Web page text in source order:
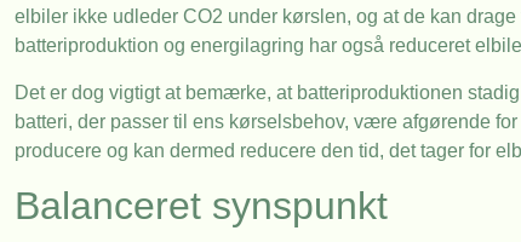
elbiler ikke udleder CO2 under kørslen, og at de kan
batteriproduktion og energilagring har også reduceret
Det er dog vigtigt at bemærke, at batteriproduktionen
batteri, der passer til ens kørselsbehov, være afgørende
producere og kan dermed reducere den tid, det tager for
Balanceret synspunkt